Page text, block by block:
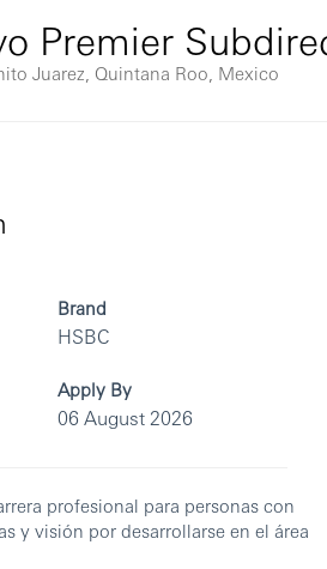
Premier
Juarez, Quintana Roo, Mexico
Brand
HSBC
Apply By
06 August 2026
profesional para personas con
y visión por desarrollarse en el área